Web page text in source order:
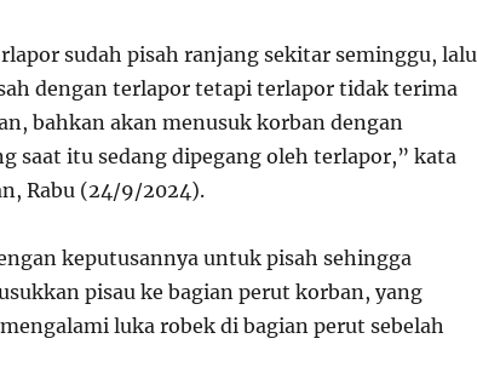
sudah pisah ranjang sekitar seminggu, lalu
dengan terlapor tetapi terlapor tidak terima
bahkan akan menusuk korban dengan
saat itu sedang dipegang oleh terlapor,” kata
Rabu (24/9/2024).
keputusannya untuk pisah sehingga
pisau ke bagian perut korban, yang
luka robek di bagian perut sebelah